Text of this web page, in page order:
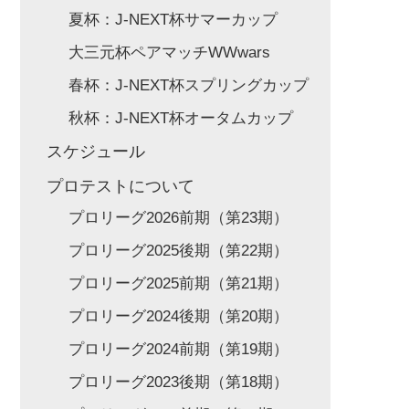
夏杯：J-NEXT杯サマーカップ
大三元杯ペアマッチWWwars
春杯：J-NEXT杯スプリングカップ
秋杯：J-NEXT杯オータムカップ
スケジュール
プロテストについて
プロリーグ2026前期（第23期）
プロリーグ2025後期（第22期）
プロリーグ2025前期（第21期）
プロリーグ2024後期（第20期）
プロリーグ2024前期（第19期）
プロリーグ2023後期（第18期）